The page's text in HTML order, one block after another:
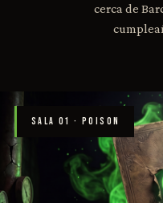
cerca de
SALA 01 · POISON